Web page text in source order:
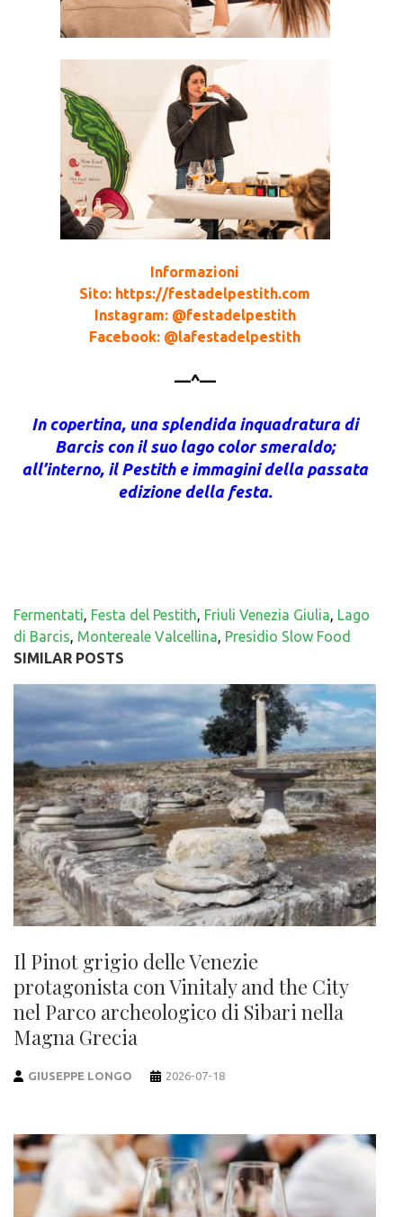
Informazioni
Sito: https://festadelpestith.com
Instagram: @festadelpestith
Facebook: @lafestadelpestith
—^—
In copertina, una splendida inquadratura di
Barcis con il suo lago color smeraldo;
all’interno, il Pestith e immagini della passata
edizione della festa.
Fermentati, Festa del Pestith, Friuli Venezia Giulia, Lago
di Barcis, Montereale Valcellina, Presidio Slow Food
SIMILAR POSTS
Il Pinot grigio delle Venezie
protagonista con Vinitaly and the City
nel Parco archeologico di Sibari nella
Magna Grecia
GIUSEPPE LONGO 2026-07-18